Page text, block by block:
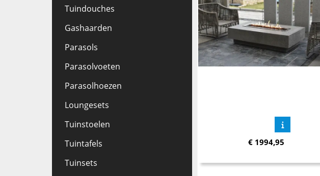
Tuindouches
Gashaarden
Parasols
Parasolvoeten
Parasolhoezen
Loungesets
Tuinstoelen
Tuintafels
Tuinsets
€ 1994,95